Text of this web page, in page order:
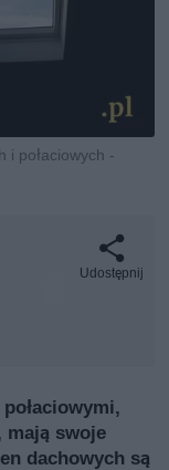
i połaciowych -
Udostępnij
mają swoje
dachowych są